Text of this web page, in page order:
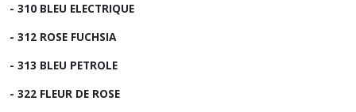
- 310 BLEU ELECTRIQUE
- 312 ROSE FUCHSIA
- 313 BLEU PETROLE
- 322 FLEUR DE ROSE